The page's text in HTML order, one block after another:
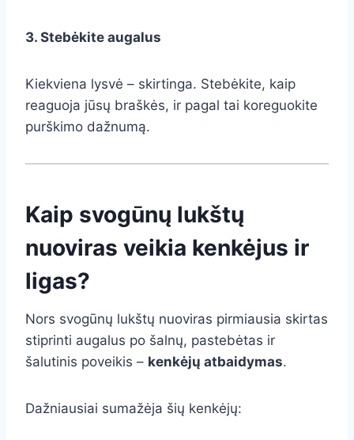
3. Stebėkite augalus
Kiekviena lysvė – skirtinga. Stebėkite, kaip
reaguoja jūsų braškės, ir pagal tai koreguokite
purškimo dažnumą.
Kaip svogūnų lukštų
nuoviras veikia kenkėjus ir
ligas?
Nors svogūnų lukštų nuoviras pirmiausia skirtas
stiprinti augalus po šalnų, pastebėtas ir
šalutinis poveikis – kenkėjų atbaidymas.
Dažniausiai sumažėja šių kenkėjų: